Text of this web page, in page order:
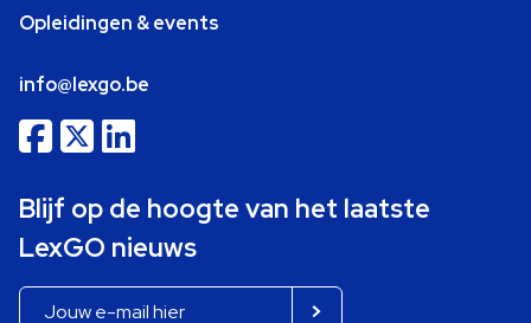
Opleidingen & events
info@lexgo.be
Blijf op de hoogte van het laatste
LexGO nieuws